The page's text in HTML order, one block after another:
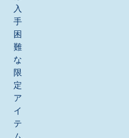
入
手
困
難
な
限
定
ア
イ
テ